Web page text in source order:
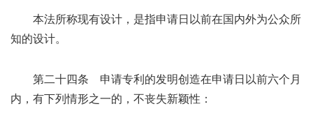
本法所称现有设计，是指申请日以前在国内外为公众所
知的设计。
第二十四条 申请专利的发明创造在申请日以前六个月
内，有下列情形之一的，不丧失新颖性：